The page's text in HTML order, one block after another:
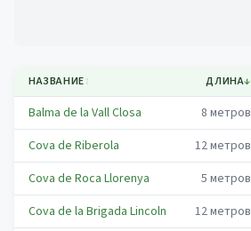
НАЗВАНИЕ↕ ДЛИНА↓
Balma de la Vall Closa 8 метров
Cova de Riberola
12метров
Cova de Roca Llorenya
5 метров
Cova de la Brigada Lincoln
12метров